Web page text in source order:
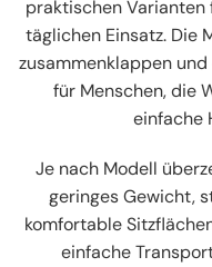
praktischen Varianten
täglichen Einsatz. Die
zusammenklappen
für Menschen, die
einfache
Je nach Modell
geringes Gewicht,
komfortable
einfache